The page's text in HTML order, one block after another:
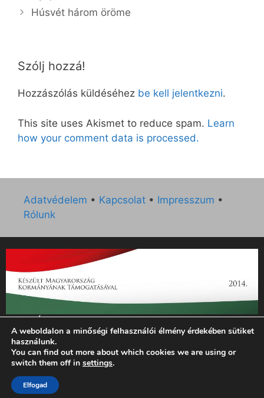
Húsvét három öröme
Szólj hozzá!
Hozzászólás küldéséhez be kell jelentkezni.
This site uses Akismet to reduce spam. Learn
how your comment data is processed.
Adatvédelem • Kapcsolat • Impresszum •
Rólunk
„Az Új Ember katolikus hetilap 2014. évi működésének
támogatását az EGYH-KCP-14-P-0121 sz. támogatási
szerződés keretében 3 000 000 Ft összegben támogatta az
Emberi Erőforrások Minisztériuma.”
© 2026 Magyar Kurír - Új Ember
A weboldalon a minőségi felhasználói élmény érdekében sütiket
használunk.
You can find out more about which cookies we are using or
switch them off in settings.
Elfogad